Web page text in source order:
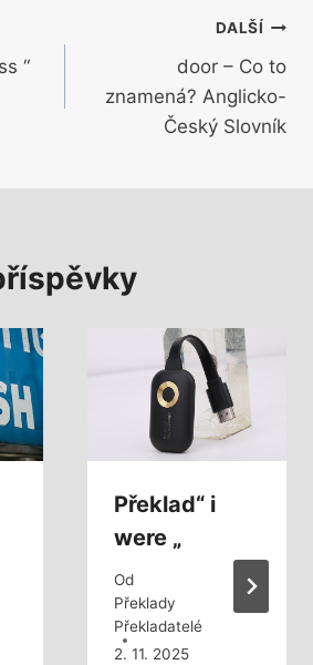
“
DALŠÍ
door – Co to
znamená? Anglicko-
Český Slovník
Překlad“ i
were „
Od
Překlady
Překladatelé
2. 11. 2025